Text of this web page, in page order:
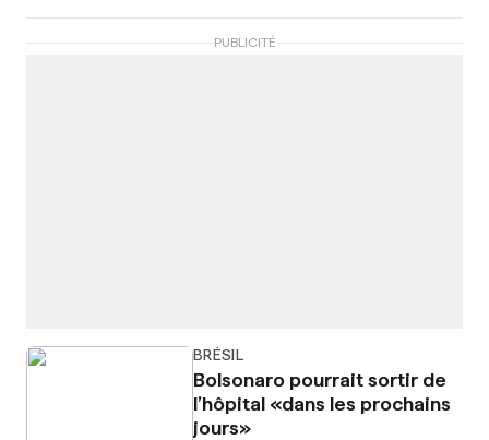
BRÉSIL
Bolsonaro pourrait sortir de
l’hôpital «dans les prochains
jours»
PUBLICITÉ